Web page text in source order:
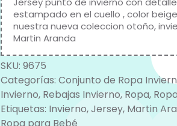
estampado en el cuello , color
nuestra nueva coleccion otoño,
Martin Aranda
SKU: 9675
Categorías: Conjunto de Ropa
Invierno, Rebajas Invierno, Ropa,
Etiquetas: Invierno,Jersey, Martin